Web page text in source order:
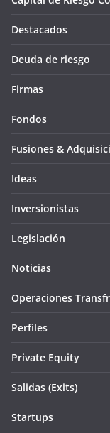
Destacados
Deuda de riesgo
Firmas
Fondos
Fusiones &
Ideas
Inversionistas
Legislación
Noticias
Operaciones
Perfiles
Private Equity
Salidas (Exits)
Startups